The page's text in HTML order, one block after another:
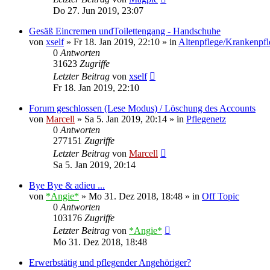
Do 27. Jun 2019, 23:07
Gesäß Eincremen undToilettengang - Handschuhe
von xself» Fr 18. Jan 2019, 22:10 » in Altenpflege/
0 Antworten
31623 Zugriffe
Letzter Beitrag von xself
Fr 18. Jan 2019, 22:10
Forum geschlossen (Lese Modus) / Löschung des Accounts
von Marcell » Sa 5. Jan 2019, 20:14 » in Pflegenetz
0 Antworten
277151 Zugriffe
Letzter Beitrag von Marcell
Sa 5. Jan 2019, 20:14
Bye Bye & adieu ...
von *Angie* » Mo 31. Dez 2018, 18:48 » in Off Topic
0 Antworten
103176 Zugriffe
Letzter Beitrag von *Angie*
Mo 31. Dez 2018, 18:48
Erwerbstätig und pflegender Angehöriger?